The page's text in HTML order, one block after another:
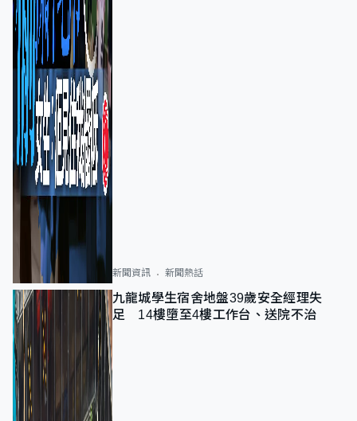
新聞資訊 新聞熱話
九龍城學生宿舍地盤39歲安全經理失
足 14樓墮至4樓工作台、送院不治